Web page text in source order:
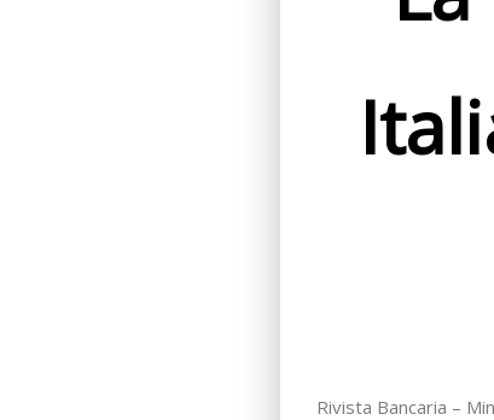
Rivista Bancaria –